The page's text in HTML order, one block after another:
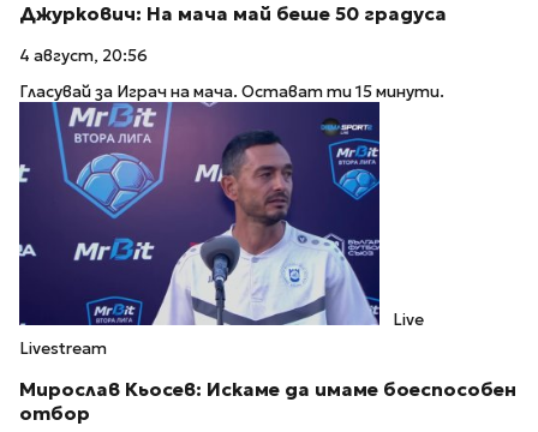
Джуркович: На мача май беше 50 градуса
4 август, 20:56
Гласувай за Играч на мача. Остават ти 15 минути.
Live
Livestream
Мирослав Кьосев: Искаме да имаме боеспособен
отбор